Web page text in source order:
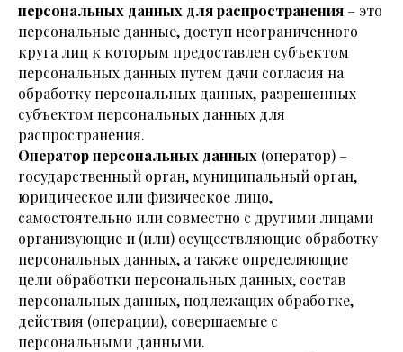
персональных данных для распространения – это
персональные данные, доступ неограниченного
круга лиц к которым предоставлен субъектом
персональных данных путем дачи согласия на
обработку персональных данных, разрешенных
субъектом персональных данных для
распространения.
Оператор персональных данных (оператор) –
государственный орган, муниципальный орган,
юридическое или физическое лицо,
самостоятельно или совместно с другими лицами
организующие и (или) осуществляющие обработку
персональных данных, а также определяющие
цели обработки персональных данных, состав
персональных данных, подлежащих обработке,
действия (операции), совершаемые с
персональными данными.